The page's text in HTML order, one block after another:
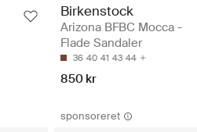
Birkenstock
Arizona BFBC Mocca -
Flade Sandaler
36 40 41 43 44
850 kr
sponsoreret